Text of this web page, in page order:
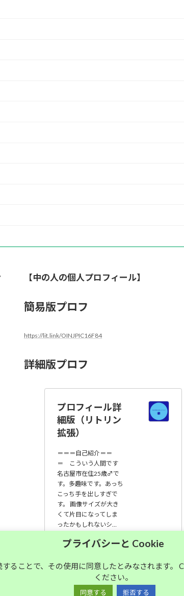
【中の人の個人プロフィール】
簡易版プロフ
https://lit.link/OINJPIC16F84
詳細版プロフ
プロフィール詳
細版（リトリン
拡張）
＝＝＝自己紹介＝＝
＝ こういう人間です
名古屋市在住25歳♂で
す。多趣味です。あっち
こっち手を出しすぎで
す。 画像サイズが大き
くて片目になってしま
ったかもしれないシ…
大須中毒名古屋人
プライバシーと Cookie
ることで、その使用に同意したとみなされます。
ください。
同意する 拒否する